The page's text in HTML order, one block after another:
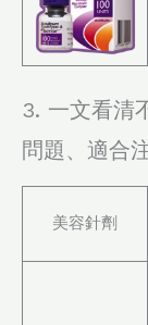
3. 一文看清
問題、適合
美容針劑